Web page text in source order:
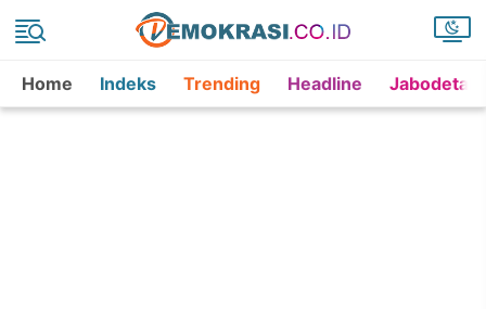
Home Indeks Trending Headline